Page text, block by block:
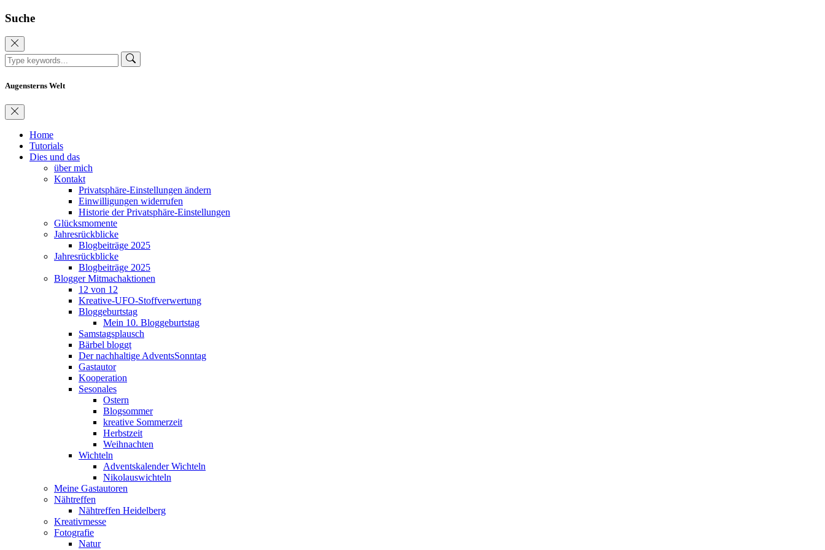
Suche
Augensterns Welt
Home
Tutorials
Dies und das
über mich
Kontakt
Privatsphäre-Einstellungen ändern
Einwilligungen widerrufen
Historie der Privatsphäre-Einstellungen
Glücksmomente
Jahresrückblicke
Blogbeiträge 2025
Jahresrückblicke
Blogbeiträge 2025
Blogger Mitmachaktionen
12 von 12
Kreative-UFO-Stoffverwertung
Bloggeburtstag
Mein 10. Bloggeburtstag
Samstagsplausch
Bärbel bloggt
Der nachhaltige AdventsSonntag
Gastautor
Kooperation
Sesonales
Ostern
Blogsommer
kreative Sommerzeit
Herbstzeit
Weihnachten
Wichteln
Adventskalender Wichteln
Nikolauswichteln
Meine Gastautoren
Nähtreffen
Nähtreffen Heidelberg
Kreativmesse
Fotografie
Natur